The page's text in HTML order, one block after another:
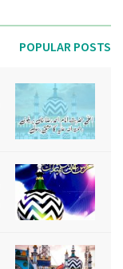
POPULAR POSTS